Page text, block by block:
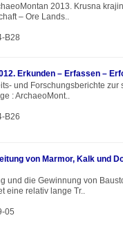
2013. Krusna
– Ore Lands..
B28
Erkunden – Erfassen –
und Forschungsberichte zur
: ArchaeoMont..
B26
von Marmor, Kalk und
und die Gewinnung von
eine relativ lange Tr..
05